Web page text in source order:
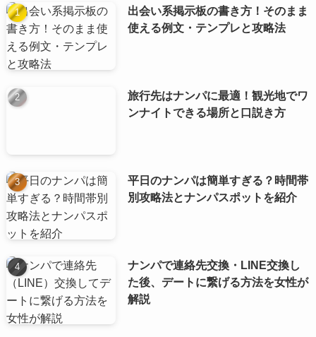
出会い系掲示板の書き方！そのまま
使える例文・テンプレと攻略法
旅行先はナンパに最適！観光地でワ
ンナイトできる場所と口説き方
平日のナンパは簡単すぎる？時間帯
別攻略法とナンパスポットを紹介
ナンパで連絡先交換・LINE交換し
た後、デートに繋げる方法を女性が
解説